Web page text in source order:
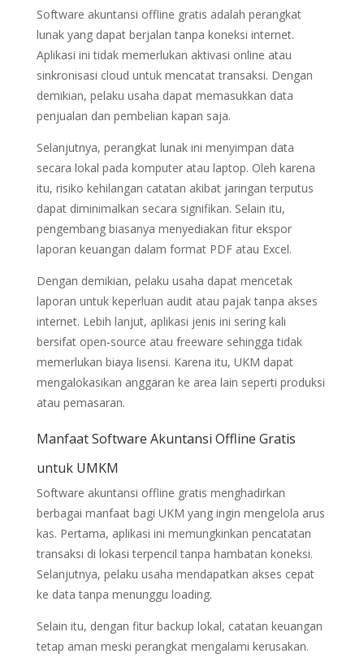
Software akuntansi offline gratis adalah perangkat
lunak yang dapat berjalan tanpa koneksi internet.
Aplikasi ini tidak memerlukan aktivasi online atau
sinkronisasi cloud untuk mencatat transaksi. Dengan
demikian, pelaku usaha dapat memasukkan data
penjualan dan pembelian kapan saja.
Selanjutnya, perangkat lunak ini menyimpan data
secara lokal pada komputer atau laptop. Oleh karena
itu, risiko kehilangan catatan akibat jaringan terputus
dapat diminimalkan secara signifikan. Selain itu,
pengembang biasanya menyediakan fitur ekspor
laporan keuangan dalam format PDF atau Excel.
Dengan demikian, pelaku usaha dapat mencetak
laporan untuk keperluan audit atau pajak tanpa akses
internet. Lebih lanjut, aplikasi jenis ini sering kali
bersifat open‑source atau freeware sehingga tidak
memerlukan biaya lisensi. Karena itu, UKM dapat
mengalokasikan anggaran ke area lain seperti produksi
atau pemasaran.
Manfaat Software Akuntansi Offline Gratis
untuk UMKM
Software akuntansi offline gratis menghadirkan
berbagai manfaat bagi UKM yang ingin mengelola arus
kas. Pertama, aplikasi ini memungkinkan pencatatan
transaksi di lokasi terpencil tanpa hambatan koneksi.
Selanjutnya, pelaku usaha mendapatkan akses cepat
ke data tanpa menunggu loading.
Selain itu, dengan fitur backup lokal, catatan keuangan
tetap aman meski perangkat mengalami kerusakan.